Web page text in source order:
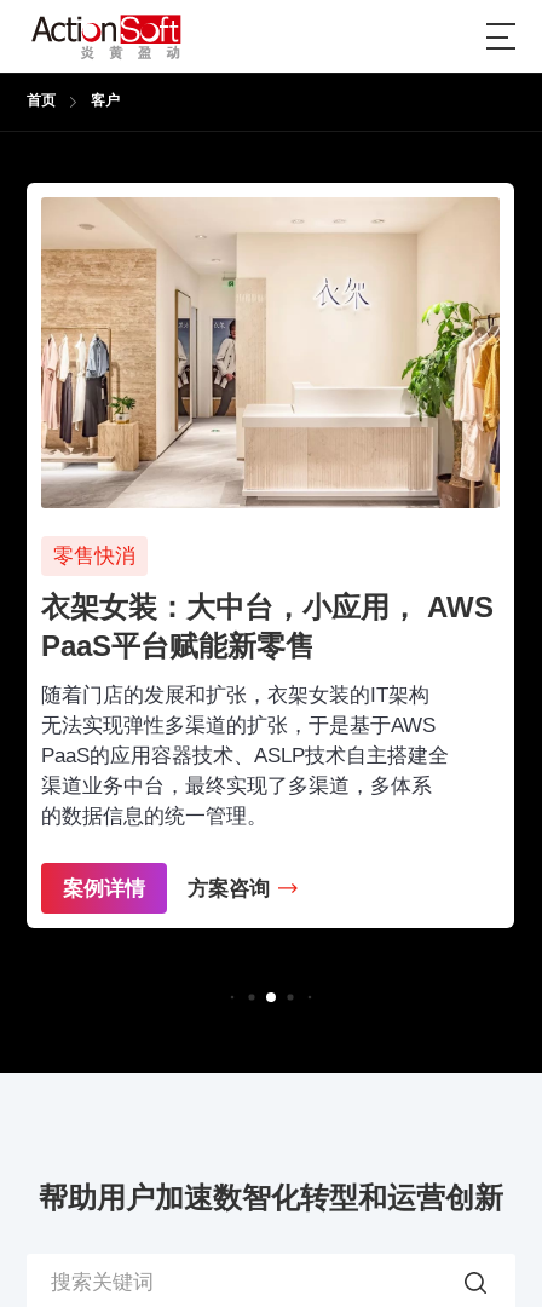
首页 客户
零售快消
衣架女装：大中台，小应用， AWS
PaaS平台赋能新零售
随着门店的发展和扩张，衣架女装的IT架构
无法实现弹性多渠道的扩张，于是基于AWS
PaaS的应用容器技术、ASLP技术自主搭建全
渠道业务中台，最终实现了多渠道，多体系
的数据信息的统一管理。
案例详情 方案咨询
帮助用户加速数智化转型和运营创新